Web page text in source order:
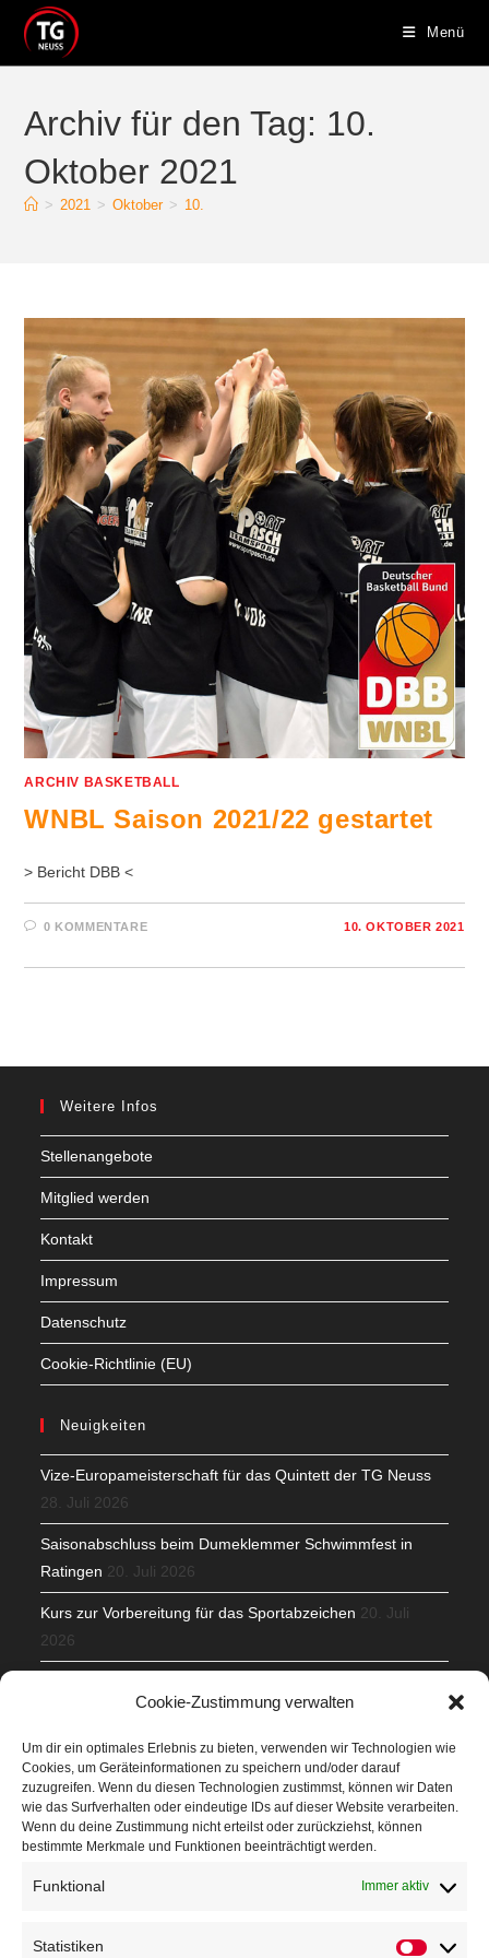
Cookie-Zustimmung verwalten
Um dir ein optimales Erlebnis zu bieten, verwenden wir Technologien wie
Cookies, um Geräteinformationen zu speichern und/oder darauf
zuzugreifen. Wenn du diesen Technologien zustimmst, können wir Daten
wie das Surfverhalten oder eindeutige IDs auf dieser Website verarbeiten.
Wenn du deine Zustimmung nicht erteilst oder zurückziehst, können
bestimmte Merkmale und Funktionen beeinträchtigt werden.
Funktional Immer aktiv
Statistiken
Inhalt
springen
Menü
Archiv für den Tag: 10.
Oktober 2021
> 2021 > Oktober > 10.
ARCHIV BASKETBALL
WNBL Saison 2021/22 gestartet
> Bericht DBB <
0 KOMMENTARE 10. OKTOBER 2021
Weitere Infos
Stellenangebote
Mitglied werden
Kontakt
Impressum
Datenschutz
Cookie-Richtlinie (EU)
Neuigkeiten
Vize-Europameisterschaft für das Quintett der TG Neuss
28. Juli 2026
Saisonabschluss beim Dumeklemmer Schwimmfest in
Ratingen 20. Juli 2026
Kurs zur Vorbereitung für das Sportabzeichen 20. Juli
2026
Veranstaltungen
Höffner Run